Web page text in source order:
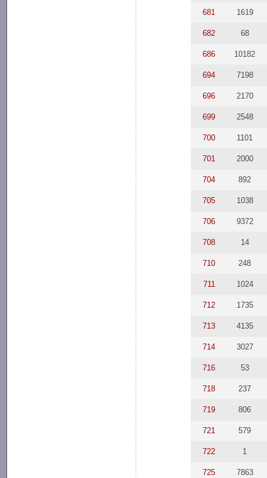
681 1619
682 68
686 10182
694 7198
696 2170
699 2548
700 1101
701 2000
704 892
705 1038
706 9372
708 14
710 248
711 1024
712 1735
713 4135
714 3027
716 53
718 237
719 806
721 579
722 1
725 7863